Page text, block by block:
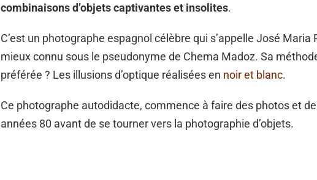
combinaisons d’objets captivantes et insolites.
C’est un photographe espagnol célèbre qui s’appelle José Maria
mieux connu sous le pseudonyme de Chema Madoz. Sa
préférée ? Les illusions d’optique réalisées en noir et blanc.
Ce photographe autodidacte, commence à faire des photos et
années 80 avant de se tourner vers la photographie d’objets.